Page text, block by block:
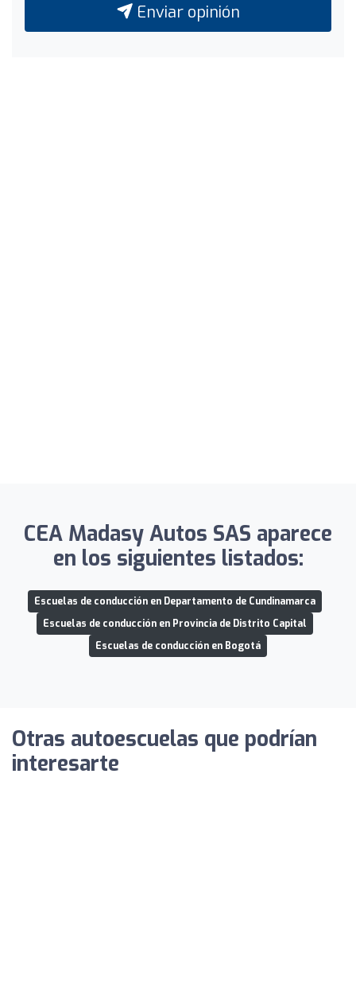
Enviar opinión
CEA Madasy Autos SAS aparece
en los siguientes listados:
Escuelas de conducción en Departamento de Cundinamarca
Escuelas de conducción en Provincia de Distrito Capital
Escuelas de conducción en Bogotá
Otras autoescuelas que podrían
interesarte